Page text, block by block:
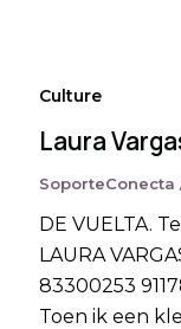
Culture
Laura
SoporteConecta
DE VUELTA.
LAURA
83300253
Toen ik een